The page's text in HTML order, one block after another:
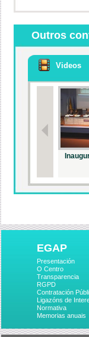
Outros
Videos
EGAP
Presentación
O Centro
Transparencia
RGPD
Contratación
Ligazóns de
Normativa
Memorias anuais